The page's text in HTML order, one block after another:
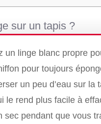
sur un tapis ?
linge blanc propre
pour toujours
un peu d’eau sur
le rend plus facile à
pendant que vous